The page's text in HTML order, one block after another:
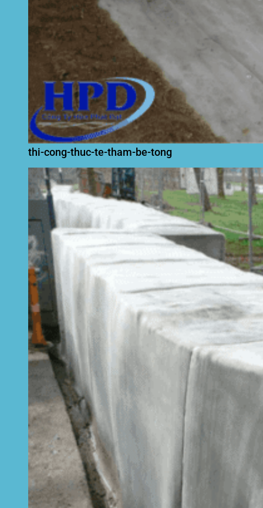
thi-cong-thuc-te-tham-be-tong